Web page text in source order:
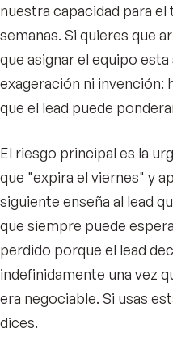
nuestra capacidad para
semanas. Si quieres que
que asignar el equipo
exageración ni invención:
que el lead puede
El riesgo principal es la
que "expira el viernes" y
siguiente enseña al lead
que siempre puede
perdido porque el lead
indefinidamente una vez
era negociable. Si usas
dices.